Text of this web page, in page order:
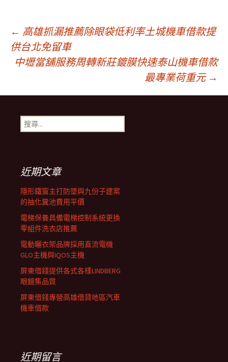
文
章
導
覽
列
← 高雄抓漏推薦除眼袋低利率土城機車借款提
供台北免留車
中壢當舖服務周轉新莊鍍膜快速泰山機車借款
最專業荷重元 →
搜
尋
近期文章
隱形鐵窗主打防墜與九份子建案
的抽化糞池費用平價
電梯保養具備電梯控制系統更換
零組件洗衣店推薦
電動曬衣架品牌採用直流電機
GLO主機與IQOS主機
屏東借錢提供各式各樣LINDBERG
眼鏡集品質
屏東借錢專營高雄借貸地區汽車
機車借款
近期留言